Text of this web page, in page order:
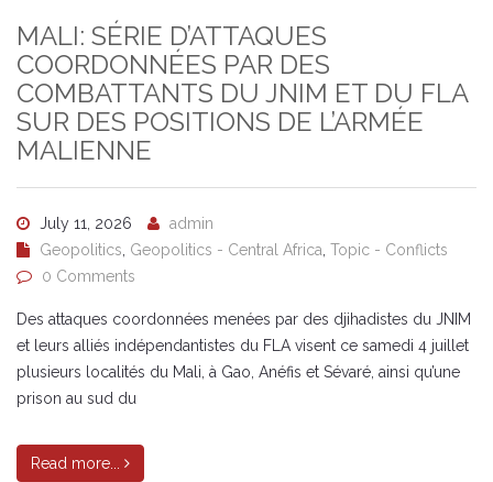
MALI: SÉRIE D’ATTAQUES
COORDONNÉES PAR DES
COMBATTANTS DU JNIM ET DU FLA
SUR DES POSITIONS DE L’ARMÉE
MALIENNE
July 11, 2026
admin
Geopolitics Geopolitics - Central Africa Topic - Conflicts
0 Comments
Des attaques coordonnées menées par des djihadistes du JNIM
et leurs alliés indépendantistes du FLA visent ce samedi 4 juillet
plusieurs localités du Mali, à Gao, Anéfis et Sévaré, ainsi qu’une
prison au sud du
Read more...